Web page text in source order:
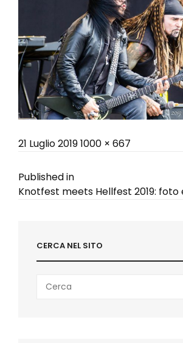
Posted
21 Luglio 2019Full
1000 × 667
Navigazione
Published in
Knotfest meets Hellfest 2019: foto
CERCA NEL SITO
for: